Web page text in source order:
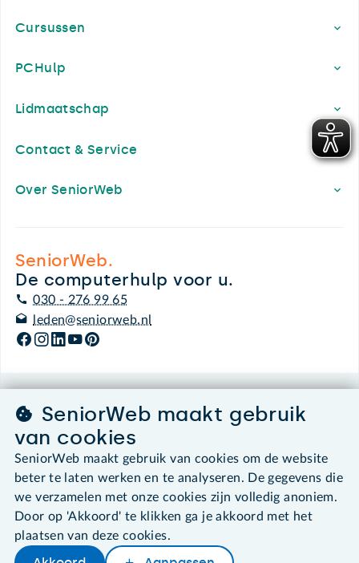
Cursussen
PCHulp
Lidmaatschap
Contact & Service
Over SeniorWeb
SeniorWeb.
De computerhulp voor u.
030 - 276 99 65
leden@seniorweb.nl
©2026 SeniorWeb
Algemene voorwaarden
Cookies en cookie-instellingen
Disclaimer
Privacybeleid
About SeniorWeb
SeniorWeb maakt gebruik
van cookies
SeniorWeb maakt gebruik van cookies om de website
beter te laten werken en te analyseren. De gegevens die
we verzamelen met onze cookies zijn volledig anoniem.
Door op 'Akkoord' te klikken ga je akkoord met het
plaatsen van deze cookies.